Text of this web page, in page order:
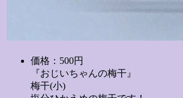
価格：500円
『おじいちゃんの梅干』
梅干(小)